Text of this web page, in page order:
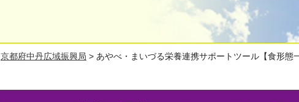
京都府中丹広域振興局 > あやべ・まいづる栄養連携サポートツール【食形態